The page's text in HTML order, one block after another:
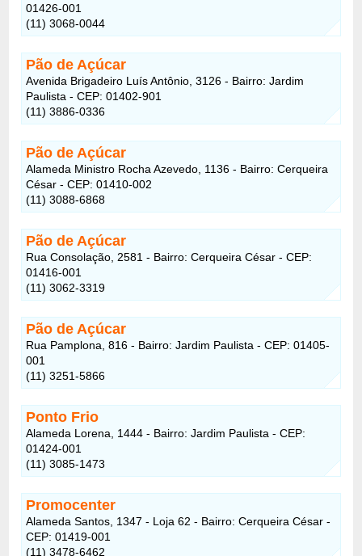
01426-001
(11) 3068-0044
Pão de Açúcar
Avenida Brigadeiro Luís Antônio, 3126 - Bairro: Jardim
Paulista - CEP: 01402-901
(11) 3886-0336
Pão de Açúcar
Alameda Ministro Rocha Azevedo, 1136 - Bairro: Cerqueira
César - CEP: 01410-002
(11) 3088-6868
Pão de Açúcar
Rua Consolação, 2581 - Bairro: Cerqueira César - CEP:
01416-001
(11) 3062-3319
Pão de Açúcar
Rua Pamplona, 816 - Bairro: Jardim Paulista - CEP: 01405-
001
(11) 3251-5866
Ponto Frio
Alameda Lorena, 1444 - Bairro: Jardim Paulista - CEP:
01424-001
(11) 3085-1473
Promocenter
Alameda Santos, 1347 - Loja 62 - Bairro: Cerqueira César -
CEP: 01419-001
(11) 3478-6462